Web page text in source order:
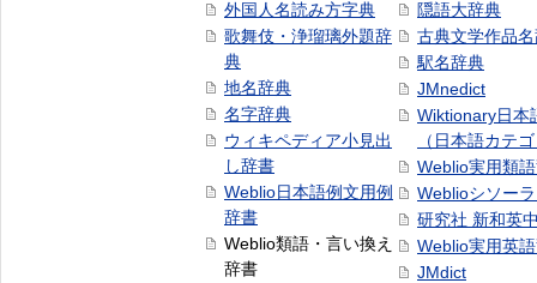
外国人名読み方字典
歌舞伎・浄瑠璃外題辞
典
地名辞典
名字辞典
ウィキペディア小見出
し辞書
Weblio日本語例文用例
辞書
Weblio類語・言い換え
辞書
隠語大辞典
古典文学作品
駅名辞典
JMnedict
Wiktionary日本
（日本語カテ
Weblio実用類
Weblioシソー
研究社 新和英
Weblio実用英
JMdict